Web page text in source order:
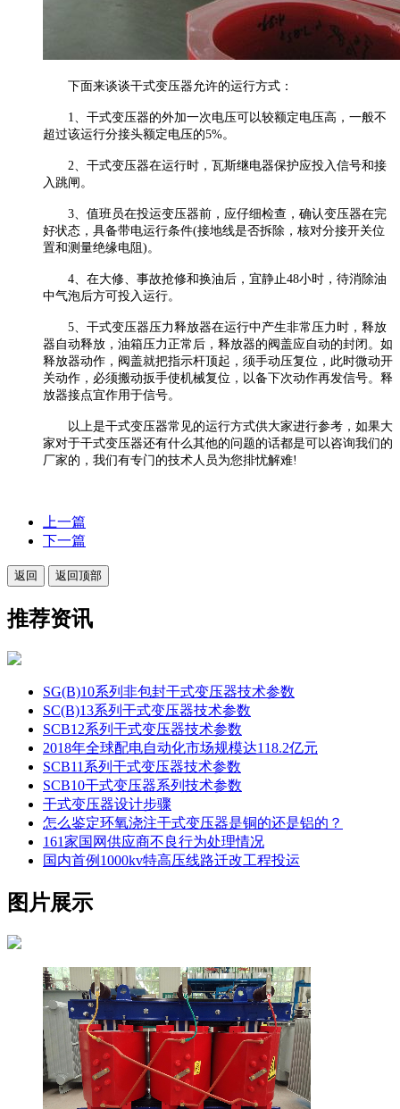
下面来谈谈干式变压器允许的运行方式：
1、干式变压器的外加一次电压可以较额定电压高，一般不
超过该运行分接头额定电压的5%。
2、干式变压器在运行时，瓦斯继电器保护应投入信号和接
入跳闸。
3、值班员在投运变压器前，应仔细检查，确认变压器在完
好状态，具备带电运行条件(接地线是否拆除，核对分接开关位
置和测量绝缘电阻)。
4、在大修、事故抢修和换油后，宜静止48小时，待消除油
中气泡后方可投入运行。
5、干式变压器压力释放器在运行中产生非常压力时，释放
器自动释放，油箱压力正常后，释放器的阀盖应自动的封闭。如
释放器动作，阀盖就把指示杆顶起，须手动压复位，此时微动开
关动作，必须搬动扳手使机械复位，以备下次动作再发信号。释
放器接点宜作用于信号。
以上是干式变压器常见的运行方式供大家进行参考，如果大
家对于干式变压器还有什么其他的问题的话都是可以咨询我们的
厂家的，我们有专门的技术人员为您排忧解难!
上一篇
下一篇
返回 返回顶部
推荐资讯
SG(B)10系列非包封干式变压器技术参数
SC(B)13系列干式变压器技术参数
SCB12系列干式变压器技术参数
2018年全球配电自动化市场规模达118.2亿元
SCB11系列干式变压器技术参数
SCB10干式变压器系列技术参数
干式变压器设计步骤
怎么鉴定环氧浇注干式变压器是铜的还是铝的？
161家国网供应商不良行为处理情况
国内首例1000kv特高压线路迁改工程投运
图片展示